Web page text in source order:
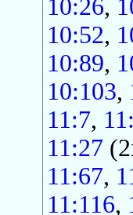
10:26,
10:52,
10:89,
10:103,
11:7,
11:27
11:67,
11:116,